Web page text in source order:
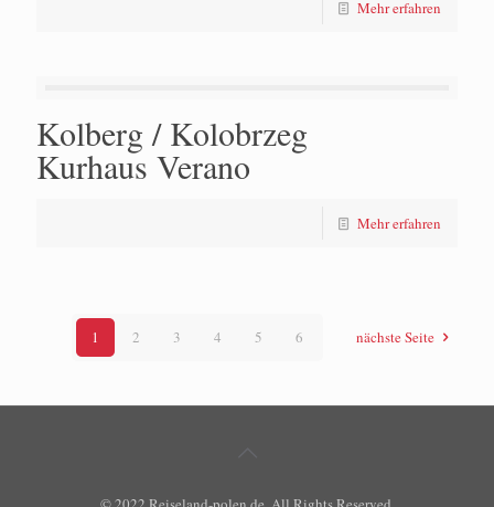
Mehr erfahren
Kolberg / Kolobrzeg
Kurhaus Verano
Mehr erfahren
1 2 3 4 5 6 nächste Seite